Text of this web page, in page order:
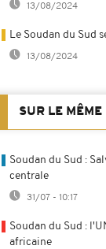
13/08/2024
Le Soudan du Sud
13/08/2024
SUR LE MÊME
Soudan du Sud :
centrale
31/07 - 10:17
Soudan du Sud :
africaine